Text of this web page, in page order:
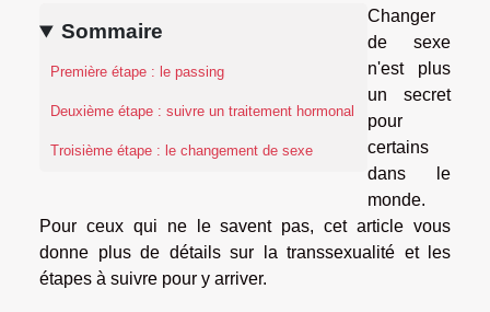
Sommaire
Première étape : le passing
Deuxième étape : suivre un traitement hormonal
Troisième étape : le changement de sexe
Changer
de sexe
n'est plus
un secret
pour
certains
dans le
monde.
Pour ceux qui ne le savent pas, cet article vous
donne plus de détails sur la transsexualité et les
étapes à suivre pour y arriver.